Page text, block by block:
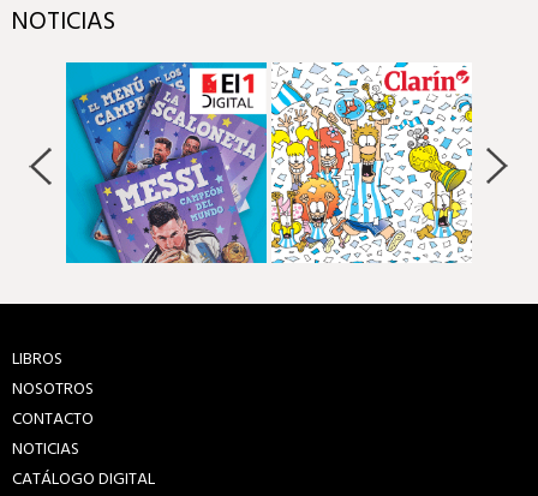
NOTICIAS
LIBROS
NOSOTROS
CONTACTO
NOTICIAS
CATÁLOGO DIGITAL